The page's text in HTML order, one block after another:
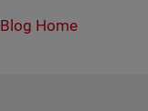
Blog Home